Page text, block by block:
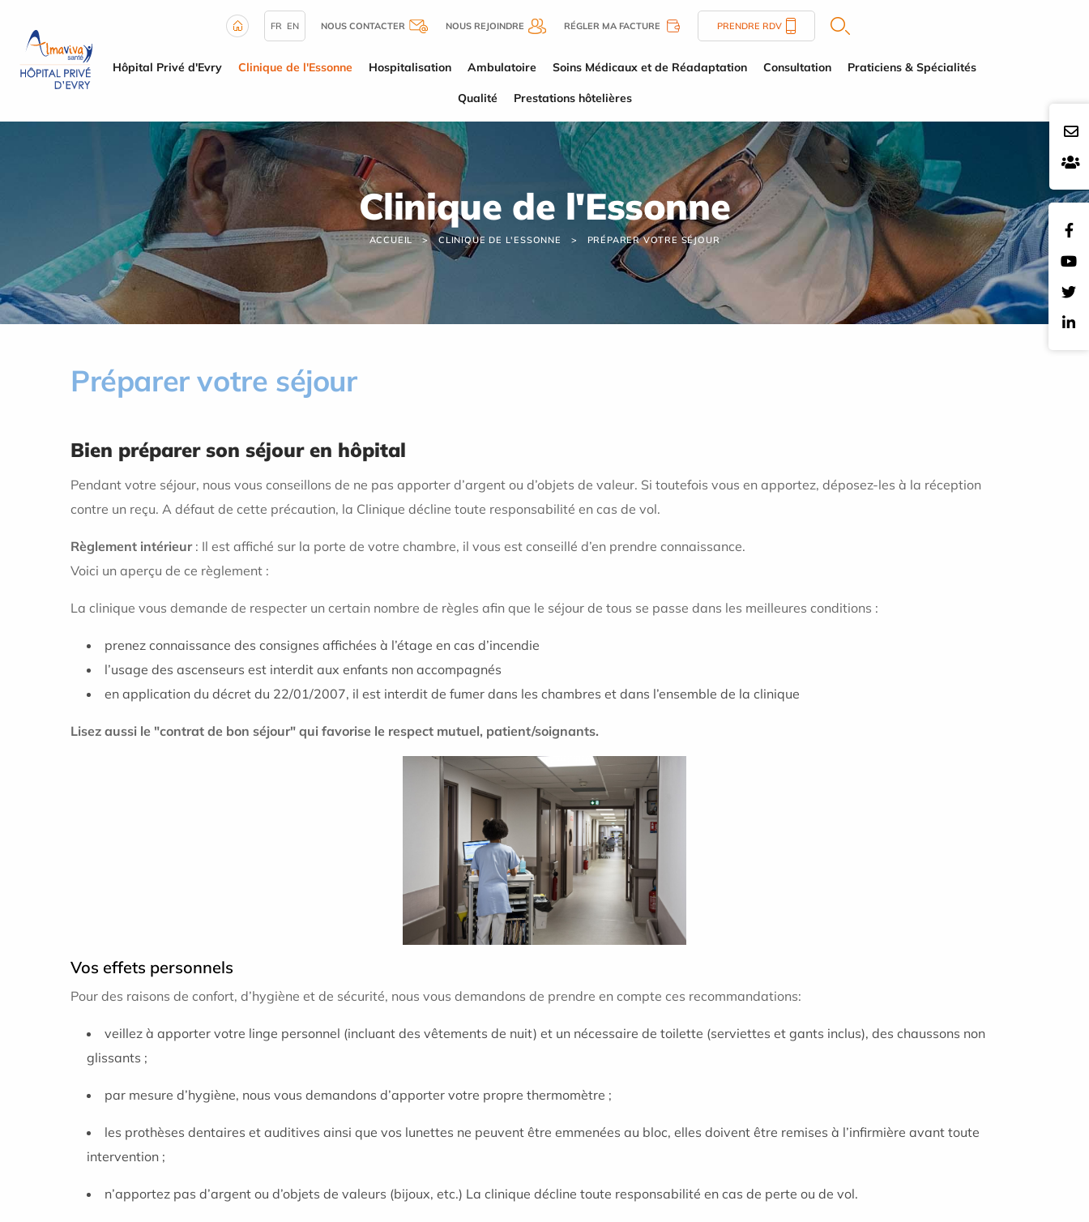
FR EN NOUS CONTACTER NOUS REJOINDRE RÉGLER MA FACTURE PRENDRE RDV
Hôpital Privé d'Evry Clinique de l'Essonne Hospitalisation Ambulatoire Soins Médicaux et de Réadaptation Consultation Praticiens & Spécialités
Qualité Prestations hôtelières
Clinique de l'Essonne
ACCUEIL CLINIQUE DE L'ESSONNE PRÉPARER VOTRE SÉJOUR
Préparer votre séjour
Bien préparer son séjour en hôpital
Pendant votre séjour, nous vous conseillons de ne pas apporter d’argent ou d’objets de valeur. Si toutefois vous en apportez, déposez-les à la réception
contre un reçu. A défaut de cette précaution, la Clinique décline toute responsabilité en cas de vol.
Règlement intérieur: Il est affiché sur la porte de votre chambre, il vous est conseillé d’en prendre connaissance.
Voici un aperçu de ce règlement :
La clinique vous demande de respecter un certain nombre de règles afin que le séjour de tous se passe dans les meilleures conditions :
prenez connaissance des consignes affichées à l’étage en cas d’incendie
l’usage des ascenseurs est interdit aux enfants non accompagnés
en application du décret du 22/01/2007, il est interdit de fumer dans les chambres et dans l’ensemble de la clinique
Lisez aussi le "contrat de bon séjour" qui favorise le respect mutuel, patient/soignants.
Vos effets personnels
Pour des raisons de confort, d’hygiène et de sécurité, nous vous demandons de prendre en compte ces recommandations:
veillez à apporter votre linge personnel (incluant des vêtements de nuit) et un nécessaire de toilette (serviettes et gants inclus), des chaussons non
glissants ;
par mesure d’hygiène, nous vous demandons d’apporter votre propre thermomètre ;
les prothèses dentaires et auditives ainsi que vos lunettes ne peuvent être emmenées au bloc, elles doivent être remises à l’infirmière avant toute
intervention ;
n’apportez pas d’argent ou d’objets de valeurs (bijoux, etc.) La clinique décline toute responsabilité en cas de perte ou de vol.